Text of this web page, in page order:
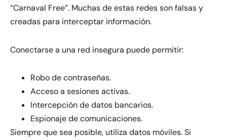
“Carnaval Free”. Muchas de estas redes son falsas y
creadas para interceptar información.
Conectarse a una red insegura puede permitir:
Robo de contraseñas.
Acceso a sesiones activas.
Intercepción de datos bancarios.
Espionaje de comunicaciones.
Siempre que sea posible, utiliza datos móviles. Si